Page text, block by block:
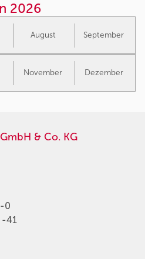
2026
August September
November Dezember
& Co. KG
0
-41